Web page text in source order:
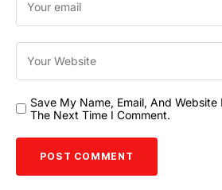
Save My Name, Email, And Website
The Next Time I Comment.